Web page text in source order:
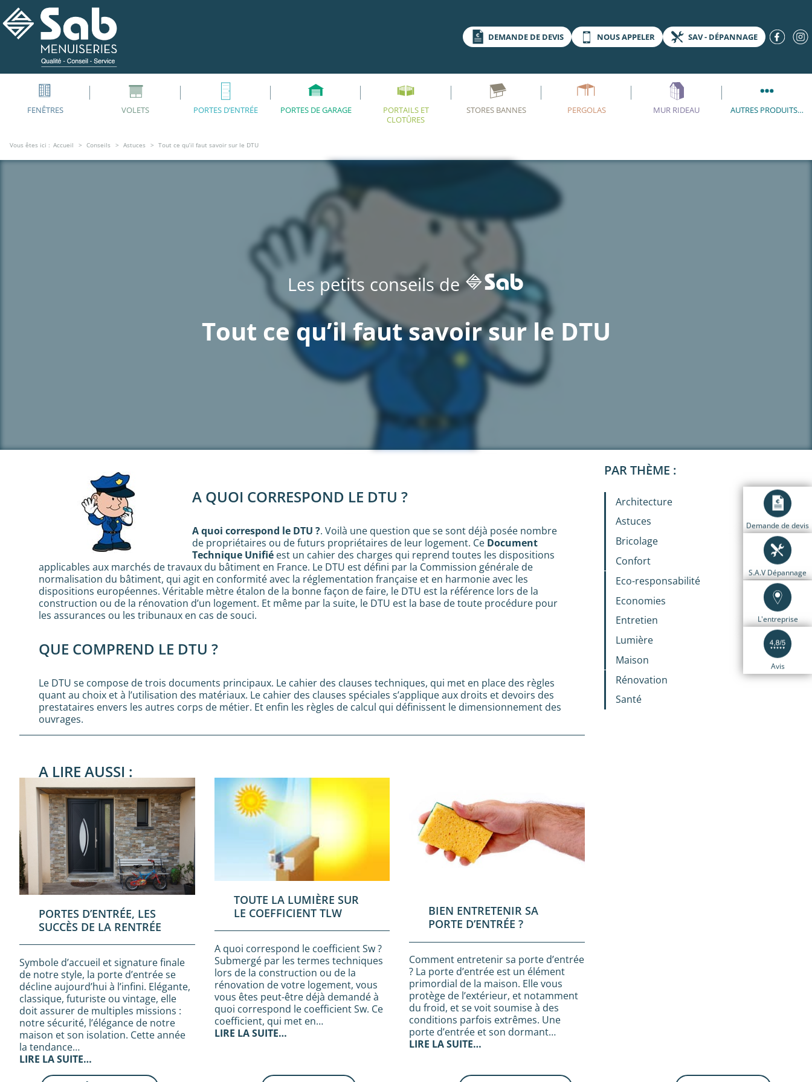
DEMANDE DE DEVIS NOUS APPELER SAV - DÉPANNAGE
FENÊTRES VOLETS PORTES D’ENTRÉE PORTES DE GARAGE
PORTAILS ET
CLOTÛRES
STORES BANNES PERGOLAS MUR RIDEAU AUTRES PRODUITS…
Demande de devis
S.A.V Dépannage
L'entreprise
Avis
Vous êtes ici : Accueil Conseils Astuces Tout ce qu’il faut savoir sur le DTU
Les petits conseils de
Tout ce qu’il faut savoir sur le DTU
A QUOI CORRESPOND LE DTU ?
A quoi correspond le DTU ?. Voilà une question que se sont déjà posée nombre
de propriétaires ou de futurs propriétaires de leur logement. Ce Document
Technique Unifié est un cahier des charges qui reprend toutes les dispositions
applicables aux marchés de travaux du bâtiment en France. Le DTU est défini par la Commission générale de
normalisation du bâtiment, qui agit en conformité avec la réglementation française et en harmonie avec les
dispositions européennes. Véritable mètre étalon de la bonne façon de faire, le DTU est la référence lors de la
construction ou de la rénovation d’un logement. Et même par la suite, le DTU est la base de toute procédure pour
les assurances ou les tribunaux en cas de souci.
QUE COMPREND LE DTU ?
Le DTU se compose de trois documents principaux. Le cahier des clauses techniques, qui met en place des règles
quant au choix et à l’utilisation des matériaux. Le cahier des clauses spéciales s’applique aux droits et devoirs des
prestataires envers les autres corps de métier. Et enfin les règles de calcul qui définissent le dimensionnement des
ouvrages.
A LIRE AUSSI :
PORTES D’ENTRÉE, LES
SUCCÈS DE LA RENTRÉE
Symbole d’accueil et signature finale
de notre style, la porte d’entrée se
décline aujourd’hui à l’infini. Elégante,
classique, futuriste ou vintage, elle
doit assurer de multiples missions :
notre sécurité, l’élégance de notre
maison et son isolation. Cette année
la tendance…
LIRE LA SUITE…
TOUTE LA LUMIÈRE SUR
LE COEFFICIENT TLW
A quoi correspond le coefficient Sw ?
Submergé par les termes techniques
lors de la construction ou de la
rénovation de votre logement, vous
vous êtes peut-être déjà demandé à
quoi correspond le coefficient Sw. Ce
coefficient, qui met en…
LIRE LA SUITE…
BIEN ENTRETENIR SA
PORTE D’ENTRÉE ?
Comment entretenir sa porte d’entrée
? La porte d’entrée est un élément
primordial de la maison. Elle vous
protège de l’extérieur, et notamment
du froid, et se voit soumise à des
conditions parfois extrêmes. Une
porte d’entrée et son dormant…
LIRE LA SUITE…
PAR THÈME :
Architecture
Astuces
Bricolage
Confort
Eco-responsabilité
Economies
Entretien
Lumière
Maison
Rénovation
Santé